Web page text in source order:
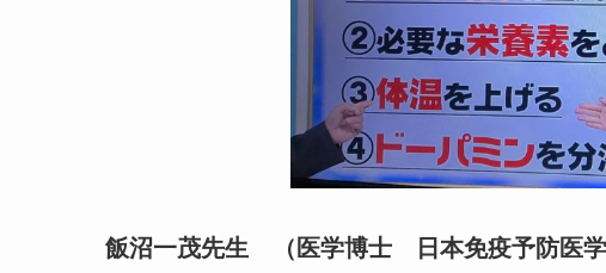
飯沼一茂先生 （医学博士 日本免疫予防医学